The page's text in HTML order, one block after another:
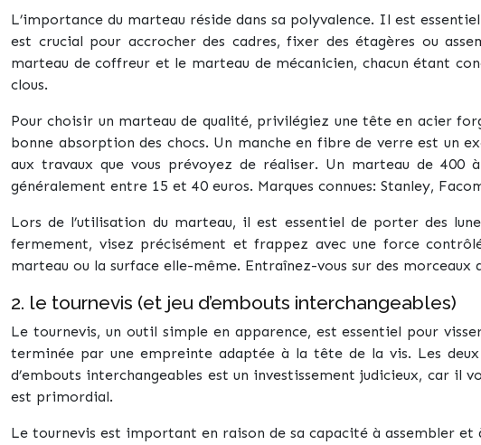
L’importance du marteau réside dans sa polyvalence. Il est
est crucial pour accrocher des cadres, fixer des étagères ou
marteau de coffreur et le marteau de mécanicien, chacun étant
clous.
Pour choisir un marteau de qualité, privilégiez une tête en acier
bonne absorption des chocs. Un manche en fibre de verre est
aux travaux que vous prévoyez de réaliser. Un marteau de 400
généralement entre 15 et 40 euros. Marques connues: Stanley,
Lors de l’utilisation du marteau, il est essentiel de porter des
fermement, visez précisément et frappez avec une force
marteau ou la surface elle-même. Entraînez-vous sur des
2. le tournevis (et jeu d’embouts interchangeables)
Le tournevis, un outil simple en apparence, est essentiel pour
terminée par une empreinte adaptée à la tête de la vis. Les
d’embouts interchangeables est un investissement judicieux, car
est primordial.
Le tournevis est important en raison de sa capacité à assembler